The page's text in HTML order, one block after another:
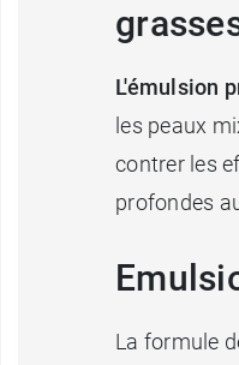
L'émulsion
les peaux
contrer les
profondes
La formule